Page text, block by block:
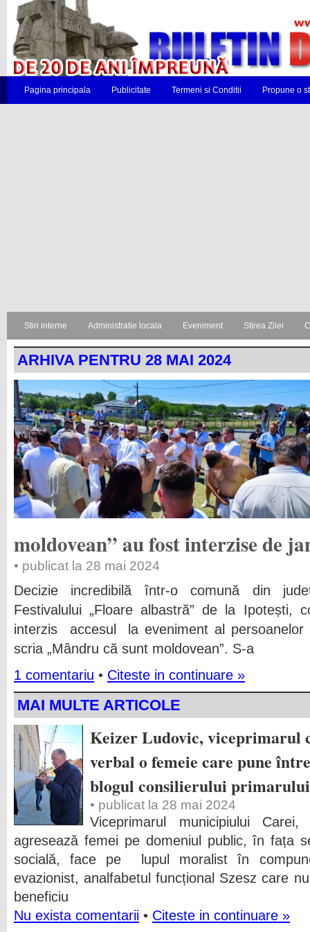
Pagina principala Publicitate Termeni si Conditii Propune o
Stiri interne Administratie locala Eveniment Stirea Zilei
ARHIVA PENTRU 28 MAI 2024
moldovean” au fost interzise de
• publicat la 28 mai 2024
Decizie incredibilă într-o comună din
Festivalului „Floare albastră” de la Ipotești,
interzis accesul la eveniment al persoanelor
scria „Mândru că sunt moldovean”. S-a
1 comentariu • Citeste in continuare »
MAI MULTE ARTICOLE
Keizer Ludovic, viceprimarul
verbal o femeie care pune
blogul consilierului primarului
• publicat la 28 mai 2024
Viceprimarul municipiului
agresează femei pe domeniul public, în fața
socială, face pe lupul moralist în
evazionist, analfabetul funcțional Szesz care
beneficiu
Nu exista comentarii • Citeste in continuare »